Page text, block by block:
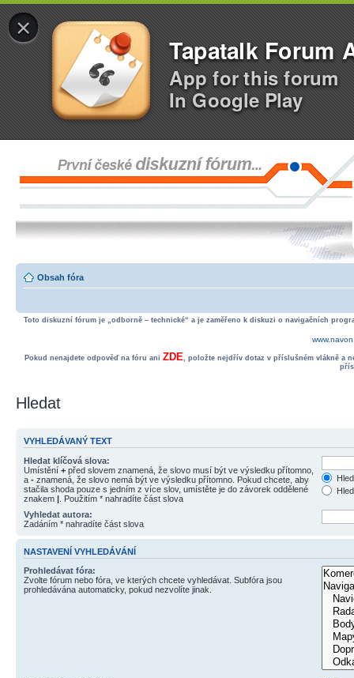
×
Tapatalk Forum
App for this forum
In Google Play
Obsah fóra
Toto diskuzní fórum je „odborně – technické“ a je zaměřeno k diskuzi o navigačních
Pokud nenajdete odpověď na fóru ani ZDE, položte nejdřív dotaz v příslušném vlákně a
Hledat
VYHLEDÁVANÝ TEXT
Hledat klíčová slova:
Umístění + před slovem znamená, že slovo musí být ve výsledku přítomno,
a - znamená, že slovo nemá být ve výsledku přítomno. Pokud chcete, aby
stačila shoda pouze s jedním z více slov, umístěte je do závorek oddělené
znakem | . Použitím * nahradíte část slova
Vyhledat autora:
Zadáním * nahradíte část slova
NASTAVENÍ VYHLEDÁVÁNÍ
Prohledávat fóra:
Zvolte fórum nebo fóra, ve kterých chcete vyhledávat. Subfóra jsou
prohledávána automaticky, pokud nezvolíte jinak.